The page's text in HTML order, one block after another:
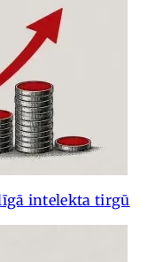
intelekta tirgū